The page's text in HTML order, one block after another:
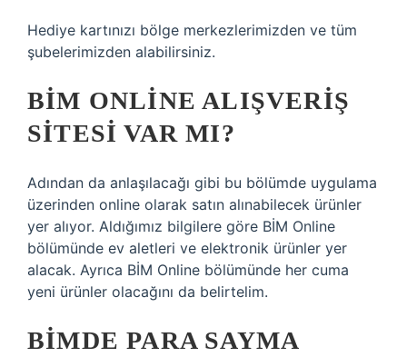
Hediye kartınızı bölge merkezlerimizden ve tüm
şubelerimizden alabilirsiniz.
BİM ONLINE ALIŞVERIŞ
SITESI VAR MI?
Adından da anlaşılacağı gibi bu bölümde uygulama
üzerinden online olarak satın alınabilecek ürünler
yer alıyor. Aldığımız bilgilere göre BİM Online
bölümünde ev aletleri ve elektronik ürünler yer
alacak. Ayrıca BİM Online bölümünde her cuma
yeni ürünler olacağını da belirtelim.
BIMDE PARA SAYMA